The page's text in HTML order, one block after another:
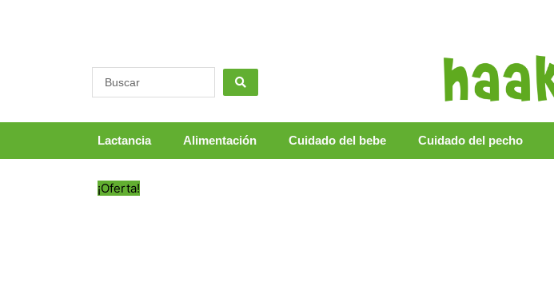
Lactancia Alimentación Cuidado del bebe Cuidado del pecho
¡Oferta!